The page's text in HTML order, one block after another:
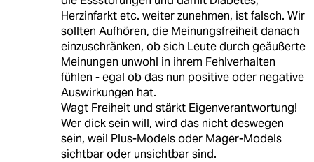
Herzinfarkt etc. weiter zunehmen, ist falsch. Wir
sollten Aufhören, die Meinungsfreiheit danach
einzuschränken, ob sich Leute durch geäußerte
Meinungen unwohl in ihrem Fehlverhalten
fühlen - egal ob das nun positive oder negative
Auswirkungen hat.
Wagt Freiheit und stärkt Eigenverantwortung!
Wer dick sein will, wird das nicht deswegen
sein, weil Plus-Models oder Mager-Models
sichtbar oder unsichtbar sind.